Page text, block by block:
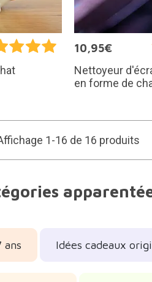
10,95€
Nettoyeur
en forme de
1-16 de 16 produits
ans Idées cadeaux